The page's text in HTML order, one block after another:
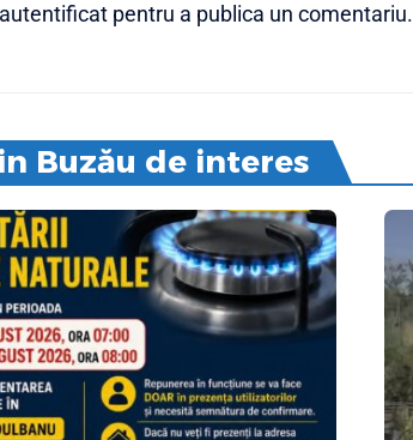
autentificat pentru a publica un comentariu.
Buzău de interes